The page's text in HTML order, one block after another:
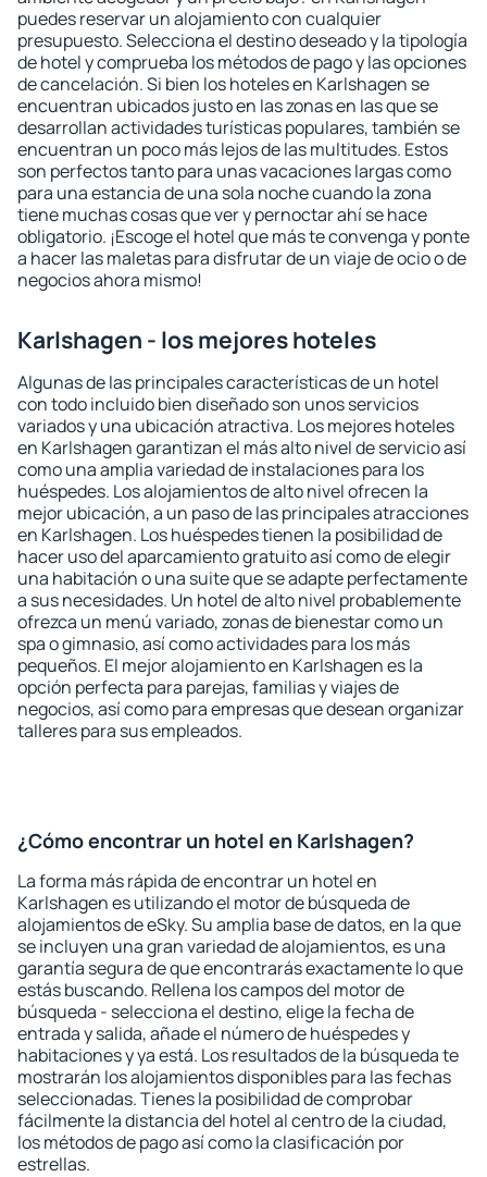
puedes reservar un alojamiento con cualquier
presupuesto. Selecciona el destino deseado y la tipología
de hotel y comprueba los métodos de pago y las opciones
de cancelación. Si bien los hoteles en Karlshagen se
encuentran ubicados justo en las zonas en las que se
desarrollan actividades turísticas populares, también se
encuentran un poco más lejos de las multitudes. Estos
son perfectos tanto para unas vacaciones largas como
para una estancia de una sola noche cuando la zona
tiene muchas cosas que ver y pernoctar ahí se hace
obligatorio. ¡Escoge el hotel que más te convenga y ponte
a hacer las maletas para disfrutar de un viaje de ocio o de
negocios ahora mismo!
Karlshagen - los mejores hoteles
Algunas de las principales características de un hotel
con todo incluido bien diseñado son unos servicios
variados y una ubicación atractiva. Los mejores hoteles
en Karlshagen garantizan el más alto nivel de servicio así
como una amplia variedad de instalaciones para los
huéspedes. Los alojamientos de alto nivel ofrecen la
mejor ubicación, a un paso de las principales atracciones
en Karlshagen. Los huéspedes tienen la posibilidad de
hacer uso del aparcamiento gratuito así como de elegir
una habitación o una suite que se adapte perfectamente
a sus necesidades. Un hotel de alto nivel probablemente
ofrezca un menú variado, zonas de bienestar como un
spa o gimnasio, así como actividades para los más
pequeños. El mejor alojamiento en Karlshagen es la
opción perfecta para parejas, familias y viajes de
negocios, así como para empresas que desean organizar
talleres para sus empleados.
¿Cómo encontrar un hotel en Karlshagen?
La forma más rápida de encontrar un hotel en
Karlshagen es utilizando el motor de búsqueda de
alojamientos de eSky. Su amplia base de datos, en la que
se incluyen una gran variedad de alojamientos, es una
garantía segura de que encontrarás exactamente lo que
estás buscando. Rellena los campos del motor de
búsqueda - selecciona el destino, elige la fecha de
entrada y salida, añade el número de huéspedes y
habitaciones y ya está. Los resultados de la búsqueda te
mostrarán los alojamientos disponibles para las fechas
seleccionadas. Tienes la posibilidad de comprobar
fácilmente la distancia del hotel al centro de la ciudad,
los métodos de pago así como la clasificación por
estrellas.